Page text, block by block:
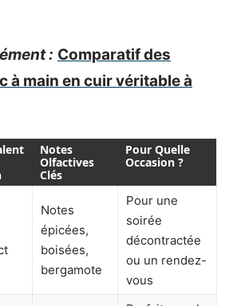
: Comparatif des
à main en cuir véritable à
Notes
Olfactives
Clés
Pour Quelle
Occasion ?
Notes
épicées,
boisées,
bergamote
Pour une
soirée
décontractée
ou un rendez-
vous